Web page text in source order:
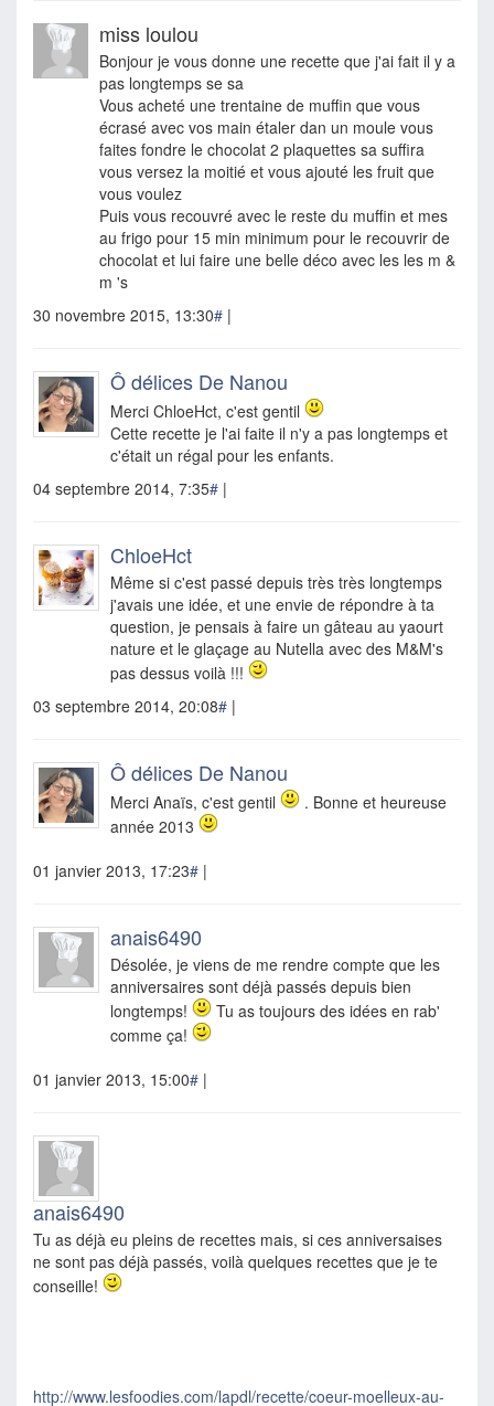
miss loulou
Bonjour je vous donne une recette que j'ai fait il y a
pas longtemps se sa
Vous acheté une trentaine de muffin que vous
écrasé avec vos main étaler dan un moule vous
faites fondre le chocolat 2 plaquettes sa suffira
vous versez la moitié et vous ajouté les fruit que
vous voulez
Puis vous recouvré avec le reste du muffin et mes
au frigo pour 15 min minimum pour le recouvrir de
chocolat et lui faire une belle déco avec les les m &
m 's
30 novembre 2015, 13:30# |
Ô délices De Nanou
Merci ChloeHct, c'est gentil
Cette recette je l'ai faite il n'y a pas longtemps et
c'était un régal pour les enfants.
04 septembre 2014, 7:35# |
ChloeHct
Même si c'est passé depuis très très longtemps
j'avais une idée, et une envie de répondre à ta
question, je pensais à faire un gâteau au yaourt
nature et le glaçage au Nutella avec des M&M's
pas dessus voilà !!!
03 septembre 2014, 20:08# |
Ô délices De Nanou
Merci Anaïs, c'est gentil
. Bonne et heureuse
année 2013
01 janvier 2013, 17:23# |
anais6490
Désolée, je viens de me rendre compte que les
anniversaires sont déjà passés depuis bien
longtemps!
Tu as toujours des idées en rab'
comme ça!
01 janvier 2013, 15:00# |
anais6490
Tu as déjà eu pleins de recettes mais, si ces anniversaises
ne sont pas déjà passés, voilà quelques recettes que je te
conseille!
http://www.lesfoodies.com/lapdl/recette/coeur-moelleux-au-